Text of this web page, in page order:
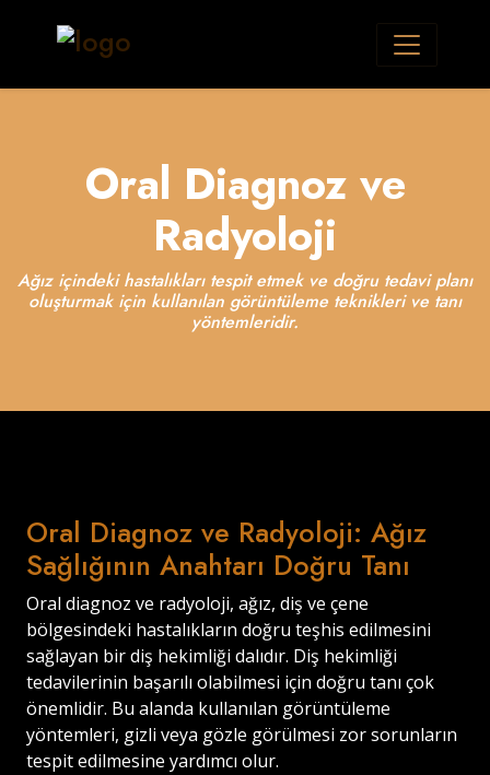
Oral Diagnoz ve
Radyoloji
Ağız içindeki hastalıkları tespit etmek ve doğru tedavi planı
oluşturmak için kullanılan görüntüleme teknikleri ve tanı
yöntemleridir.
Oral Diagnoz ve Radyoloji: Ağız
Sağlığının Anahtarı Doğru Tanı
Oral diagnoz ve radyoloji, ağız, diş ve çene
bölgesindeki hastalıkların doğru teşhis edilmesini
sağlayan bir diş hekimliği dalıdır. Diş hekimliği
tedavilerinin başarılı olabilmesi için doğru tanı çok
önemlidir. Bu alanda kullanılan görüntüleme
yöntemleri, gizli veya gözle görülmesi zor sorunların
tespit edilmesine yardımcı olur.